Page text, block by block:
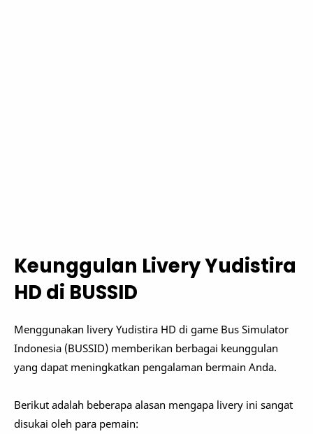
Keunggulan Livery Yudistira
HD di BUSSID
Menggunakan livery Yudistira HD di game Bus Simulator
Indonesia (BUSSID) memberikan berbagai keunggulan
yang dapat meningkatkan pengalaman bermain Anda.
Berikut adalah beberapa alasan mengapa livery ini sangat
disukai oleh para pemain: